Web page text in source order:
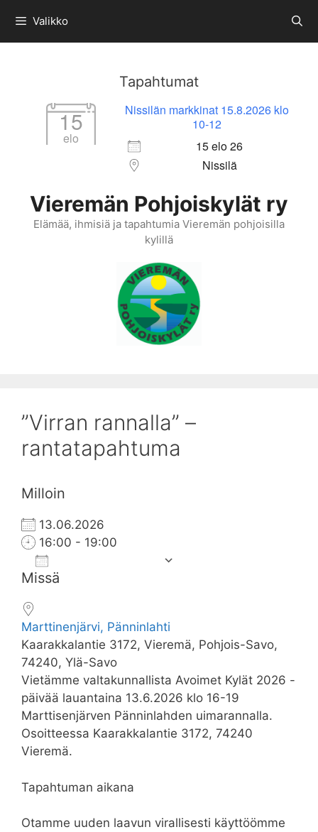
sisältöönValikko
Tapahtumat
15
elo
Nissilän markkinat 15.8.2026 klo
10-12
15 elo 26
Nissilä
Vieremän Pohjoiskylät ry
Elämää, ihmisiä ja tapahtumia Vieremän pohjoisilla
kylillä
”Virran rannalla” –
rantatapahtuma
Milloin
13.06.2026
16:00 - 19:00
Download ICS
Missä
Marttinenjärvi, Pänninlahti
Kaarakkalantie 3172, Vieremä, Pohjois-Savo,
74240, Ylä-Savo
Vietämme valtakunnallista Avoimet Kylät 2026 -
päivää lauantaina 13.6.2026 klo 16-19
Marttisenjärven Pänninlahden uimarannalla.
Osoitteessa Kaarakkalantie 3172, 74240
Vieremä.
Tapahtuman aikana
Otamme uuden laavun virallisesti käyttöömme